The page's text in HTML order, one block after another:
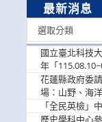
最新消息
選取分類
國立臺北科技
年「
歡迎學生踴躍
花蓮縣政府委
場：山野、海
參加
「全民英檢」
歷史學科中心